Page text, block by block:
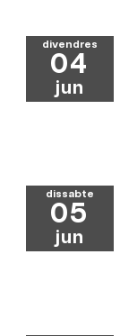
divendres
04
jun
dissabte
05
jun